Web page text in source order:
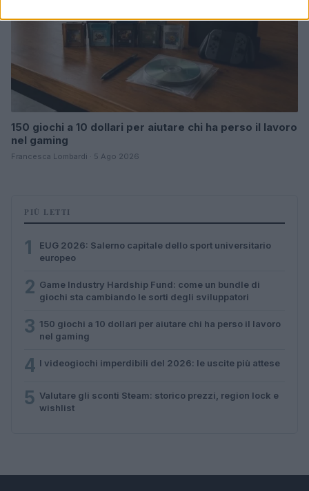
150 giochi a 10 dollari per aiutare chi ha perso il lavoro
nel gaming
Francesca Lombardi · 5 Ago 2026
PIÙ LETTI
1
EUG 2026: Salerno capitale dello sport universitario
europeo
2 Game Industry Hardship Fund: come un bundle di
giochi sta cambiando le sorti degli sviluppatori
3 150 giochi a 10 dollari per aiutare chi ha perso il lavoro
nel gaming
4 I videogiochi imperdibili del 2026: le uscite più attese
5 Valutare gli sconti Steam: storico prezzi, region lock e
wishlist